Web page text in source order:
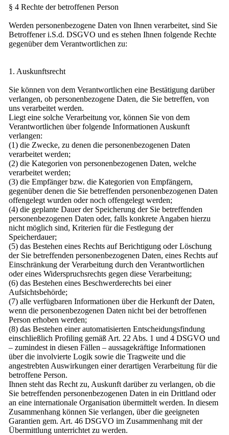
§ 4 Rechte der betroffenen Person
Werden personenbezogene Daten von Ihnen verarbeitet, sind Sie
Betroffener i.S.d. DSGVO und es stehen Ihnen folgende Rechte
gegenüber dem Verantwortlichen zu:
1. Auskunftsrecht
Sie können von dem Verantwortlichen eine Bestätigung darüber
verlangen, ob personenbezogene Daten, die Sie betreffen, von
uns verarbeitet werden.
Liegt eine solche Verarbeitung vor, können Sie von dem
Verantwortlichen über folgende Informationen Auskunft
verlangen:
(1) die Zwecke, zu denen die personenbezogenen Daten
verarbeitet werden;
(2) die Kategorien von personenbezogenen Daten, welche
verarbeitet werden;
(3) die Empfänger bzw. die Kategorien von Empfängern,
gegenüber denen die Sie betreffenden personenbezogenen Daten
offengelegt wurden oder noch offengelegt werden;
(4) die geplante Dauer der Speicherung der Sie betreffenden
personenbezogenen Daten oder, falls konkrete Angaben hierzu
nicht möglich sind, Kriterien für die Festlegung der
Speicherdauer;
(5) das Bestehen eines Rechts auf Berichtigung oder Löschung
der Sie betreffenden personenbezogenen Daten, eines Rechts auf
Einschränkung der Verarbeitung durch den Verantwortlichen
oder eines Widerspruchsrechts gegen diese Verarbeitung;
(6) das Bestehen eines Beschwerderechts bei einer
Aufsichtsbehörde;
(7) alle verfügbaren Informationen über die Herkunft der Daten,
wenn die personenbezogenen Daten nicht bei der betroffenen
Person erhoben werden;
(8) das Bestehen einer automatisierten Entscheidungsfindung
einschließlich Profiling gemäß Art. 22 Abs. 1 und 4 DSGVO und
– zumindest in diesen Fällen – aussagekräftige Informationen
über die involvierte Logik sowie die Tragweite und die
angestrebten Auswirkungen einer derartigen Verarbeitung für die
betroffene Person.
Ihnen steht das Recht zu, Auskunft darüber zu verlangen, ob die
Sie betreffenden personenbezogenen Daten in ein Drittland oder
an eine internationale Organisation übermittelt werden. In diesem
Zusammenhang können Sie verlangen, über die geeigneten
Garantien gem. Art. 46 DSGVO im Zusammenhang mit der
Übermittlung unterrichtet zu werden.